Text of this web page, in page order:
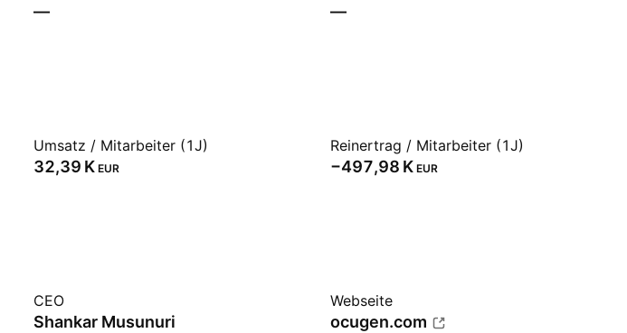
— —
Umsatz / Mitarbeiter (1J)
‪32,39 K‬ EUR
Reinertrag / Mitarbeiter (1J)
‪−497,98 K‬ EUR
CEO
Shankar Musunuri
Webseite
ocugen.com